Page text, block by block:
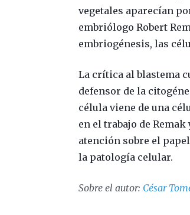
vegetales aparecían
embriólogo Robert
embriogénesis, las
La crítica al blastema
defensor de la
célula viene de una
en el trabajo de
atención sobre el
la patología celular.
Sobre el autor: César